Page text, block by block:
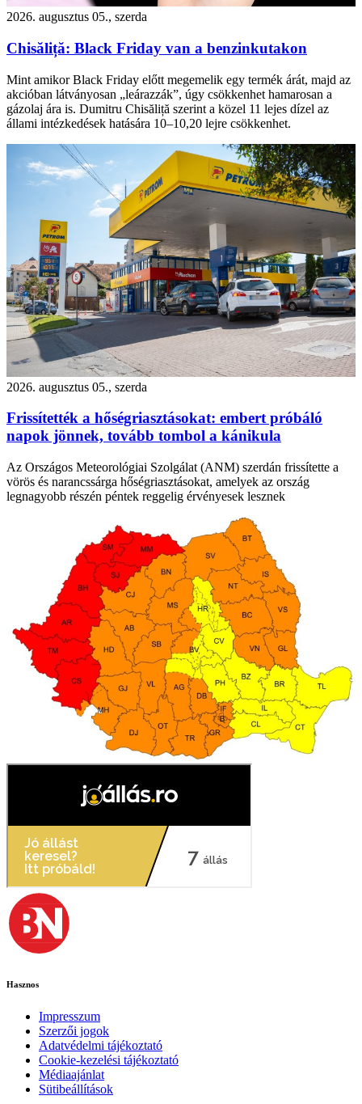
2026. augusztus 05., szerda
Chisăliță: Black Friday van a benzinkutakon
Mint amikor Black Friday előtt megemelik egy termék árát, majd az
akcióban látványosan „leárazzák”, úgy csökkenhet hamarosan a
gázolaj ára is. Dumitru Chisăliță szerint a közel 11 lejes dízel az
állami intézkedések hatására 10–10,20 lejre csökkenhet.
2026. augusztus 05., szerda
Frissítették a hőségriasztásokat: embert próbáló
napok jönnek, tovább tombol a kánikula
Az Országos Meteorológiai Szolgálat (ANM) szerdán frissítette a
vörös és narancssárga hőségriasztásokat, amelyek az ország
legnagyobb részén péntek reggelig érvényesek lesznek
Hasznos
Impresszum
Szerzői jogok
Adatvédelmi tájékoztató
Cookie-kezelési tájékoztató
Médiaajánlat
Sütibeállítások